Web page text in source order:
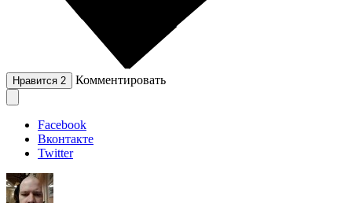
Нравится 2 Комментировать
Facebook
Вконтакте
Twitter